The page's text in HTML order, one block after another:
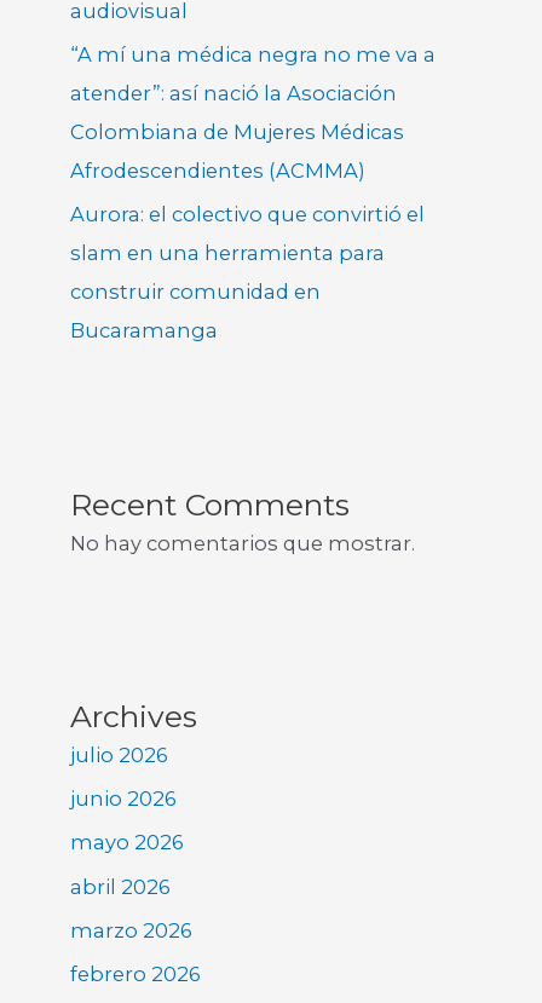
audiovisual
“A mí una médica negra no me va a
atender”: así nació la Asociación
Colombiana de Mujeres Médicas
Afrodescendientes (ACMMA)
Aurora: el colectivo que convirtió el
slam en una herramienta para
construir comunidad en
Bucaramanga
Recent Comments
No hay comentarios que mostrar.
Archives
julio 2026
junio 2026
mayo 2026
abril 2026
marzo 2026
febrero 2026